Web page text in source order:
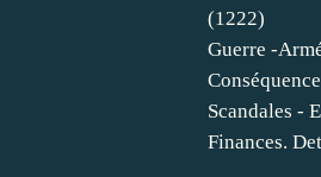
(1222)
Guerre -
Scandales -
Finances.